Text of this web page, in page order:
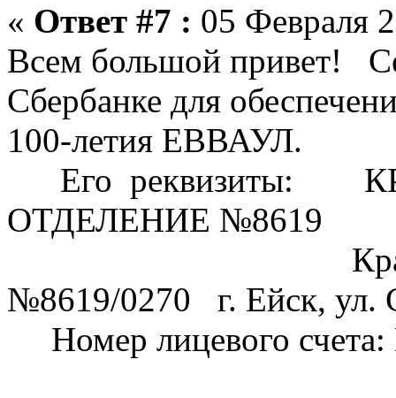
« Ответ #7 : 05 Февраля
Всем большой привет!
Сбербанке для
100-летия ЕВВАУЛ.
Его реквизиты:
ОТДЕЛЕНИЕ №8619
№8619/0270 г. Ейск, ул.
Номер лицевого